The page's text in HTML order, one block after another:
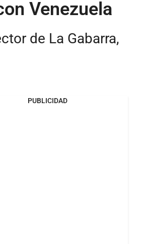
Venezuela
de La Gabarra,
PUBLICIDAD